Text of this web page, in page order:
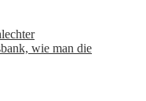
wie man die